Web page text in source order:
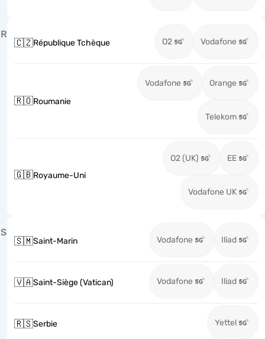
R
🇨🇿République Tchèque O2 Vodafone
🇷🇴Roumanie
Vodafone Orange
Telekom
🇬🇧Royaume-Uni
O2 (UK) EE
Vodafone UK
S
🇸🇲Saint-Marin Vodafone Iliad
🇻🇦Saint-Siège (Vatican) Vodafone Iliad
🇷🇸Serbie Yettel